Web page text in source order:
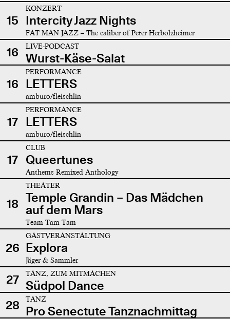
15
KONZERT
Intercity Jazz Nights
FAT MAN JAZZ – The caliber of Peter Herbolzheimer
16 LIVE-PODCAST
Wurst-Käse-Salat
16
PERFORMANCE
LETTERS
amburo/fleischlin
17
PERFORMANCE
LETTERS
amburo/fleischlin
17
CLUB
Queertunes
Anthems Remixed Anthology
18
THEATER
Temple Grandin – Das Mädchen
auf dem Mars
Team Tam Tam
26
GASTVERANSTALTUNG
Explora
Jäger & Sammler
27 TANZ, ZUM MITMACHEN
Südpol Dance
28
TANZ
Pro Senectute Tanznachmittag